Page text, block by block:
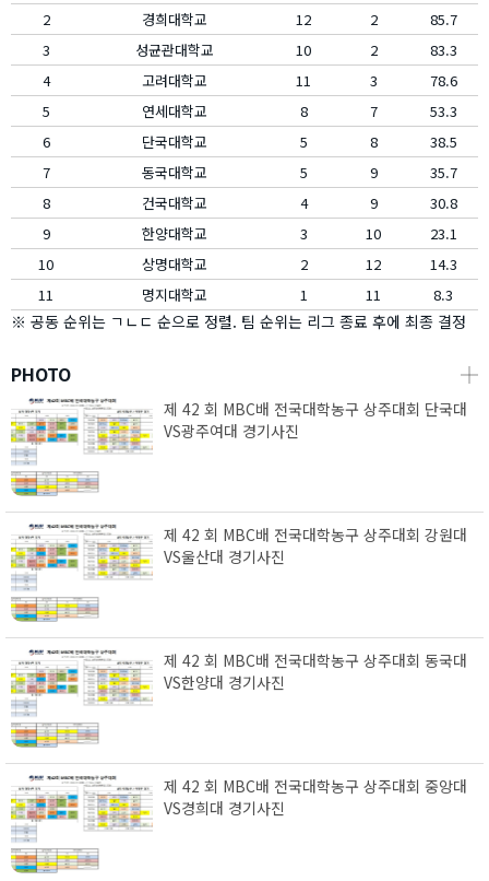
2
경희대학교 12 2
85.7
3
성균관대학교 10 2
83.3
4
고려대학교 11 3
78.6
5
연세대학교 8 7
53.3
6
단국대학교 5 8
38.5
7
동국대학교 5 9
35.7
8
건국대학교 4 9
30.8
9
한양대학교 3 10
23.1
10
상명대학교 2 12
14.3
11
명지대학교 1 11 8.3
※ 공동 순위는 ㄱㄴㄷ 순으로 정렬. 팀 순위는 리그 종료 후에 최종 결정
PHOTO ┼
제 42 회 MBC배 전국대학농구 상주대회 단국대
VS광주여대 경기사진
제 42 회 MBC배 전국대학농구 상주대회 강원대
VS울산대 경기사진
제 42 회 MBC배 전국대학농구 상주대회 동국대
VS한양대 경기사진
제 42 회 MBC배 전국대학농구 상주대회 중앙대
VS경희대 경기사진